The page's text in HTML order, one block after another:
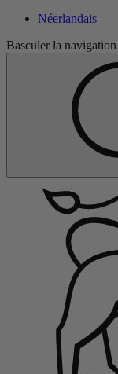
Néerlandais
Basculer la navigation